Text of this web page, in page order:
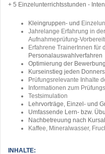
+ 5 Einzelunterrichtsstunden -
Kleingruppen- und
Jahrelange Erfahrung in
Aufnahmeprüfung-
Erfahrene TrainerInnen für
Personalauswahlverfahren
Optimierung der
Kurseinstieg jeden
Prüfungsrelevante Inhalte
Informationen zum
Testsimulation
Lehrvorträge, Einzel- und
Umfassende Lern- bzw.
Nachbetreuung nach
Kaffee, Mineralwasser,
INHALTE: